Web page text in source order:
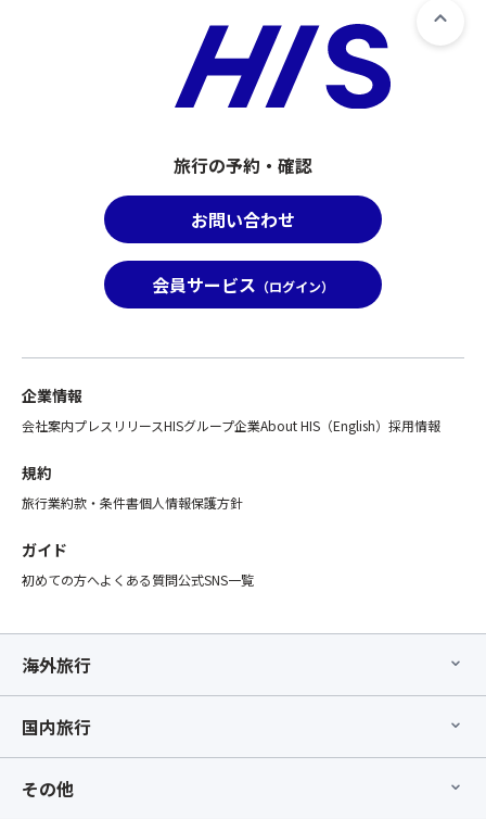
旅行の予約・確認
お問い合わせ
会員サービス （ログイン）
企業情報
会社案内プレスリリースHISグループ企業About HIS（English） 採用情報
規約
旅行業約款・条件書個人情報保護方針
ガイド
初めての方へよくある質問公式SNS一覧
海外旅行
国内旅行
その他